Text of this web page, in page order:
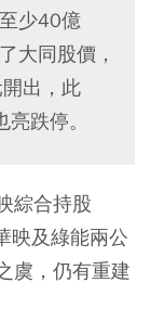
少40億
大同股價，
出，此
跌停。
綜合持股
映及綠能兩公
虞，仍有重建